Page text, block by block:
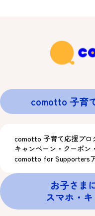
comotto 子育
comotto 子育て応援プロ
キャンペーン・クーポン
comotto for Supporters
お子さま
スマホ・